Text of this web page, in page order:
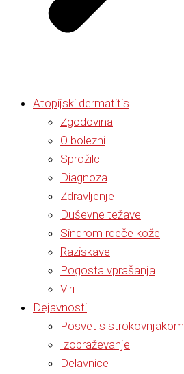
Atopijski dermatitis
Zgodovina
O bolezni
Sprožilci
Diagnoza
Zdravljenje
Duševne težave
Sindrom rdeče kože
Raziskave
Pogosta vprašanja
Viri
Dejavnosti
Posvet s strokovnjakom
Izobraževanje
Delavnice